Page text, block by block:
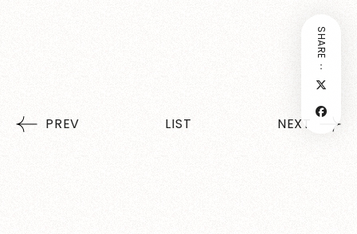
SHARE：
PREV LIST NEXT